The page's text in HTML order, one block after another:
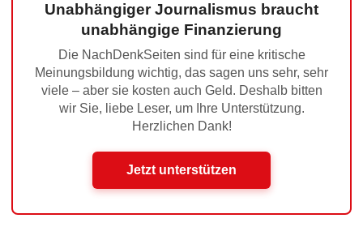
Unabhängiger Journalismus braucht
unabhängige Finanzierung
Die NachDenkSeiten sind für eine kritische
Meinungsbildung wichtig, das sagen uns sehr, sehr
viele – aber sie kosten auch Geld. Deshalb bitten
wir Sie, liebe Leser, um Ihre Unterstützung.
Herzlichen Dank!
Jetzt unterstützen